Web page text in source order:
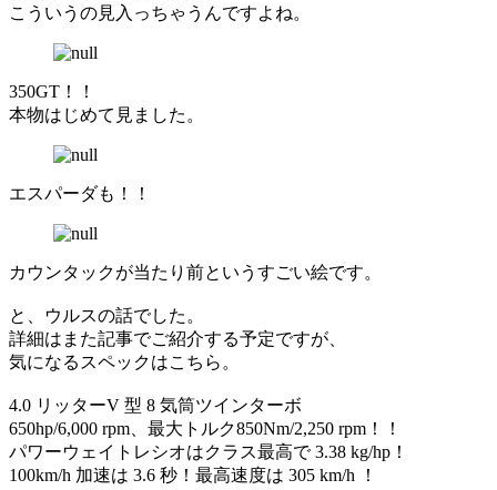
こういうの見入っちゃうんですよね。
350GT！！
本物はじめて見ました。
エスパーダも！！
カウンタックが当たり前というすごい絵です。
と、ウルスの話でした。
詳細はまた記事でご紹介する予定ですが、
気になるスペックはこちら。
4.0 リッターV 型 8 気筒ツインターボ
650hp/6,000 rpm、最大トルク850Nm/2,250 rpm！！
パワーウェイトレシオはクラス最高で 3.38 kg/hp！
100km/h 加速は 3.6 秒！最高速度は 305 km/h ！